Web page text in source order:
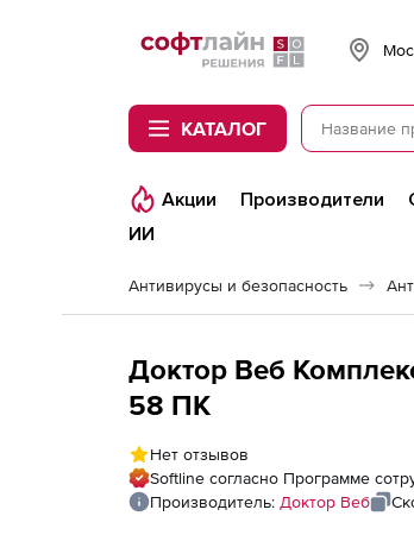
Softline
КАТАЛОГ
Акции Производители
ИИ
Антивирусы и безопасность
Доктор Веб
58 ПК
Нет отзывов
Softline согласно Программе
Производитель: Доктор Веб